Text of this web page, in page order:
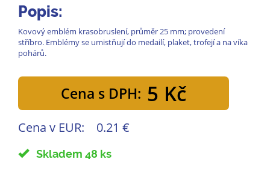
Popis:
Kovový emblém krasobruslení, průměr 25 mm; provedení
stříbro. Emblémy se umistňují do medailí, plaket, trofejí a na víka
pohárů.
Cena s DPH: 5 Kč
Cena v EUR: 0.21 €
Skladem 48 ks